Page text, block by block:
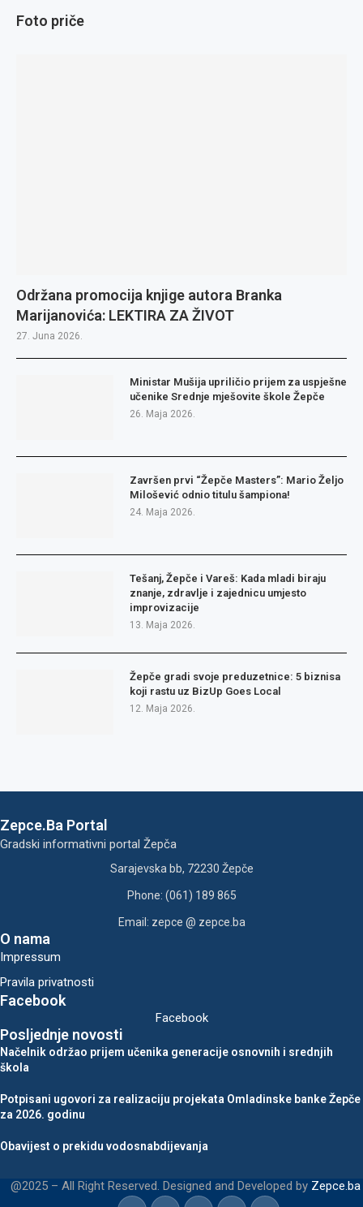
Foto priče
Održana promocija knjige autora Branka
Marijanovića: LEKTIRA ZA ŽIVOT
27. Juna 2026.
Ministar Mušija upriličio prijem za uspješne
učenike Srednje mješovite škole Žepče
26. Maja 2026.
Završen prvi “Žepče Masters”: Mario Željo
Milošević odnio titulu šampiona!
24. Maja 2026.
Tešanj, Žepče i Vareš: Kada mladi biraju
znanje, zdravlje i zajednicu umjesto
improvizacije
13. Maja 2026.
Žepče gradi svoje preduzetnice: 5 biznisa
koji rastu uz BizUp Goes Local
12. Maja 2026.
Zepce.Ba Portal
Gradski informativni portal Žepča
Sarajevska bb, 72230 Žepče
Phone: (061) 189 865
Email: zepce @ zepce.ba
O nama
Impressum
Pravila privatnosti
Facebook
Facebook
Posljednje novosti
Načelnik održao prijem učenika generacije osnovnih i srednjih
škola
Potpisani ugovori za realizaciju projekata Omladinske banke Žepče
za 2026. godinu
Obavijest o prekidu vodosnabdijevanja
@2025 – All Right Reserved. Designed and Developed by Zepce.ba